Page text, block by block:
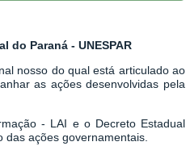
do Paraná - UNESPAR
nosso do qual está articulado ao
as ações desenvolvidas pela
- LAI e o Decreto Estadual
ações governamentais.